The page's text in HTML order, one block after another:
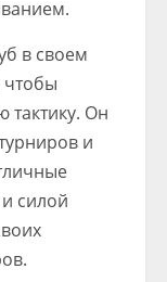
в своем
чтобы
тактику. Он
и
силой